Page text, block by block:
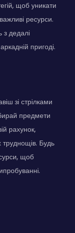
щоб уникати
ресурси.
дедалі
пригоді.
зі стрілками
предмети
рахунок,
Будь
щоб